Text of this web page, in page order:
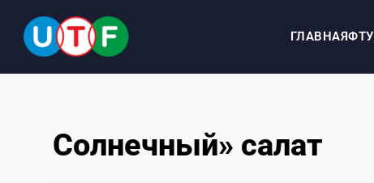
ГЛАВНАЯФТУ
Солнечный» салат